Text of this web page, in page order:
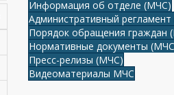
Информация об отделе (МЧС)
Административный
Порядок обращения граждан
Нормативные документы
Пресс-релизы (МЧС)
Видеоматериалы МЧС